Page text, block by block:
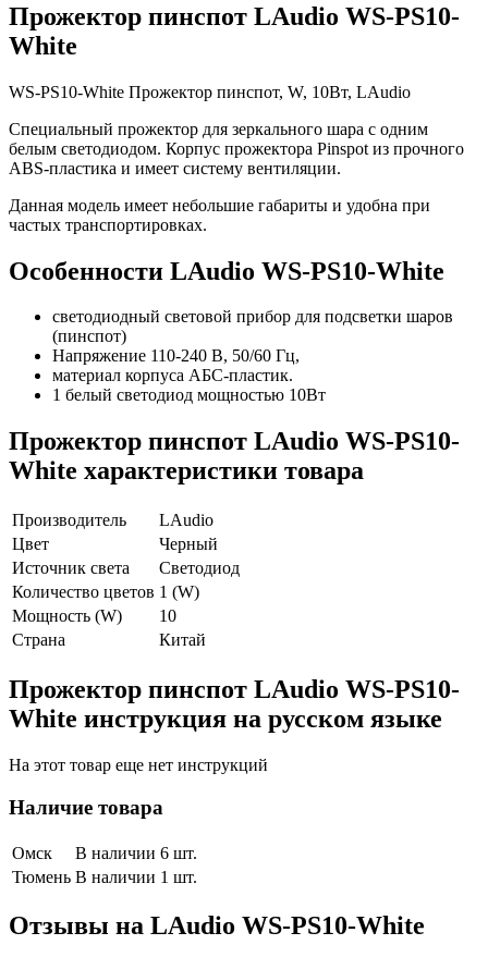
Прожектор пинспот LAudio WS-PS10-
White
WS-PS10-White Прожектор пинспот, W, 10Вт, LAudio
Специальный прожектор для зеркального шара с одним
белым светодиодом. Корпус прожектора Pinspot из прочного
ABS-пластика и имеет систему вентиляции.
Данная модель имеет небольшие габариты и удобна при
частых транспортировках.
Особенности LAudio WS-PS10-White
светодиодный световой прибор для подсветки шаров
(пинспот)
Напряжение 110-240 В, 50/60 Гц,
материал корпуса АБС-пластик.
1 белый светодиод мощностью 10Вт
Прожектор пинспот LAudio WS-PS10-
White характеристики товара
Производитель
LAudio
Цвет
Черный
Источник света
Светодиод
Количество цветов 1 (W)
Мощность (W)
10
Страна
Китай
Прожектор пинспот LAudio WS-PS10-
White инструкция на русском языке
На этот товар еще нет инструкций
Наличие товара
Омск
В наличии 6 шт.
Тюмень В наличии 1 шт.
Отзывы на LAudio WS-PS10-White